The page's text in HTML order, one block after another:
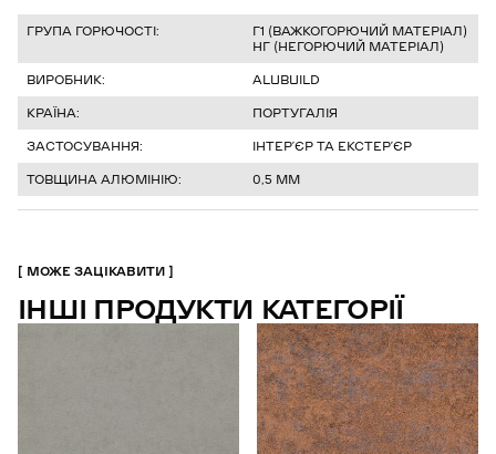
ГРУПА ГОРЮЧОСТІ:
Г1 (ВАЖКОГОРЮЧИЙ МАТЕРІАЛ)
НГ (НЕГОРЮЧИЙ МАТЕРІАЛ)
ВИРОБНИК:
ALUBUILD
КРАЇНА:
ПОРТУГАЛІЯ
ЗАСТОСУВАННЯ:
ІНТЕРʼЄР ТА ЕКСТЕРʼЄР
ТОВЩИНА АЛЮМІНІЮ:
0,5 ММ
МОЖЕ ЗАЦІКАВИТИ
ІНШІ ПРОДУКТИ КАТЕГОРІЇ